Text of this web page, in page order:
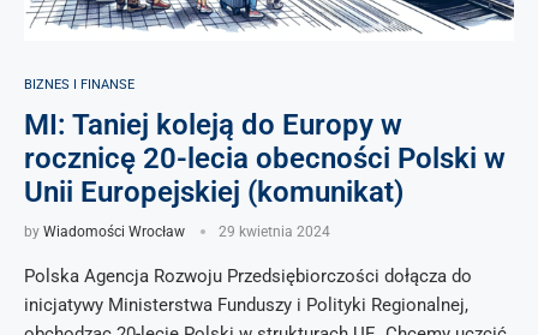
BIZNES I FINANSE
MI: Taniej koleją do Europy w
rocznicę 20-lecia obecności Polski w
Unii Europejskiej (komunikat)
by Wiadomości Wrocław 29 kwietnia 2024
Polska Agencja Rozwoju Przedsiębiorczości dołącza do
inicjatywy Ministerstwa Funduszy i Polityki Regionalnej,